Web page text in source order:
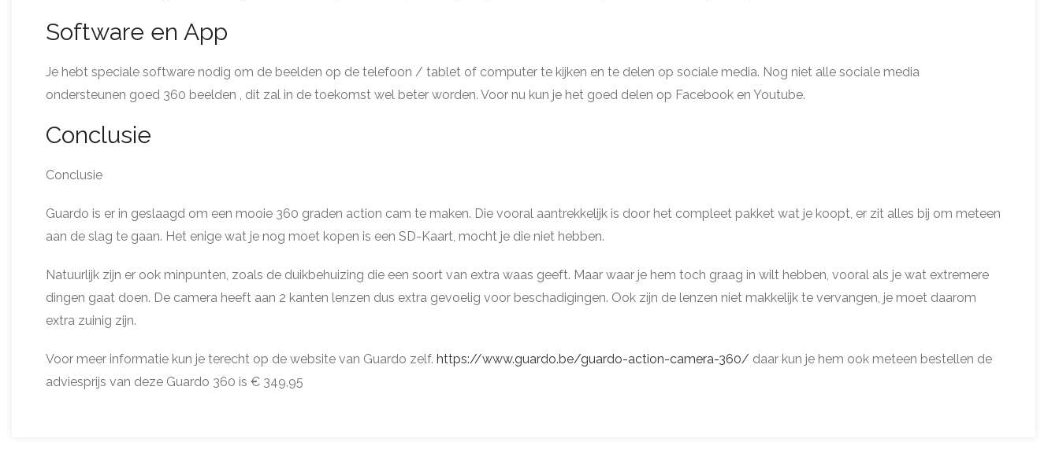
Software en App
Je hebt speciale software nodig om de beelden op de telefoon / tablet of computer te kijken en te delen op sociale media. Nog niet alle sociale media
ondersteunen goed 360 beelden , dit zal in de toekomst wel beter worden. Voor nu kun je het goed delen op Facebook en Youtube.
Conclusie
Conclusie
Guardo is er in geslaagd om een mooie 360 graden action cam te maken. Die vooral aantrekkelijk is door het compleet pakket wat je koopt, er zit alles bij om meteen
aan de slag te gaan. Het enige wat je nog moet kopen is een SD-Kaart, mocht je die niet hebben.
Natuurlijk zijn er ook minpunten, zoals de duikbehuizing die een soort van extra waas geeft. Maar waar je hem toch graag in wilt hebben, vooral als je wat extremere
dingen gaat doen. De camera heeft aan 2 kanten lenzen dus extra gevoelig voor beschadigingen. Ook zijn de lenzen niet makkelijk te vervangen, je moet daarom
extra zuinig zijn.
Voor meer informatie kun je terecht op de website van Guardo zelf. https://www.guardo.be/guardo-action-camera-360/ daar kun je hem ook meteen bestellen de
adviesprijs van deze Guardo 360 is € 349,95